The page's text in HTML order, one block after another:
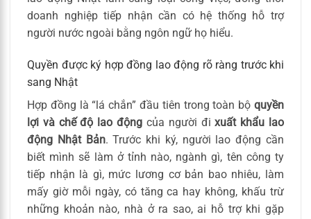
doanh nghiệp tiếp nhận cần có hệ thống hỗ trợ
người nước ngoài bằng ngôn ngữ họ hiểu.
Quyền được ký hợp đồng lao động rõ ràng trước khi
sang Nhật
Hợp đồng là “lá chắn” đầu tiên trong toàn bộ quyền
lợi và chế độ lao động của người đixuất khẩu lao
động Nhật Bản. Trước khi ký, người lao động cần
biết mình sẽ làm ở tỉnh nào, ngành gì, tên công ty
tiếp nhận là gì, mức lương cơ bản bao nhiêu, làm
mấy giờ mỗi ngày, có tăng ca hay không, khấu trừ
những khoản nào, nhà ở ra sao, ai hỗ trợ khi gặp